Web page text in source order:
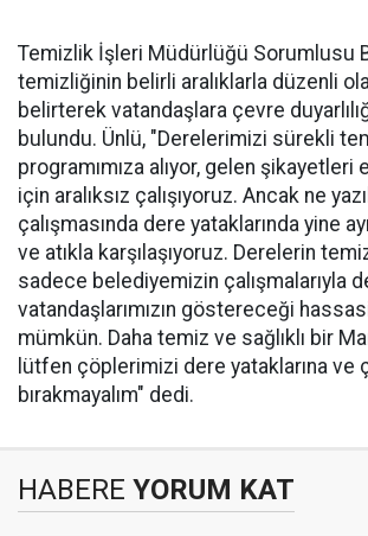
Temizlik İşleri Müdürlüğü Sorumlusu
temizliğinin belirli aralıklarla düzenli
belirterek vatandaşlara çevre
bulundu. Ünlü, "Derelerimizi sürekli
programımıza alıyor, gelen şikayetleri
için aralıksız çalışıyoruz. Ancak ne
çalışmasında dere yataklarında yine
ve atıkla karşılaşıyoruz. Derelerin
sadece belediyemizin çalışmalarıyla
vatandaşlarımızın göstereceği
mümkün. Daha temiz ve sağlıklı bir
lütfen çöplerimizi dere yataklarına ve
bırakmayalım" dedi.
HABERE YORUM KAT